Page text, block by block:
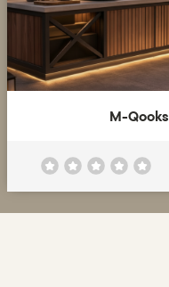
M-Qooks